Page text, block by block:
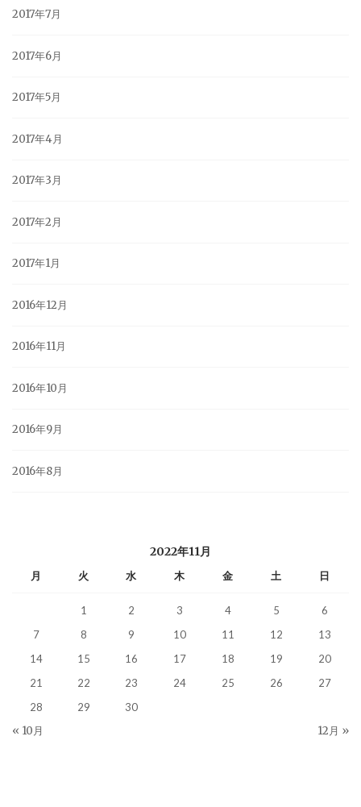
2017年7月
2017年6月
2017年5月
2017年4月
2017年3月
2017年2月
2017年1月
2016年12月
2016年11月
2016年10月
2016年9月
2016年8月
2022年11月
月 火 水 木 金 土 日
1 2 3 4 5
6
7
8 9 10 11 12
13
14
15 16 17 18 19
20
21
22 23 24 25 26
27
28
29 30
« 10月 12月 »